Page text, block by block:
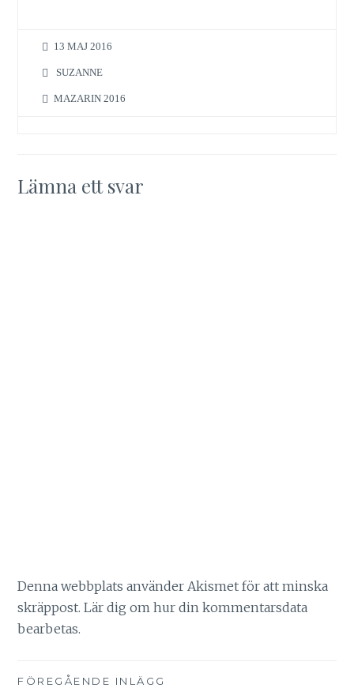
13 MAJ 2016
SUZANNE
MAZARIN 2016
Lämna ett svar
Denna webbplats använder Akismet för att minska
skräppost.Lär dig om hur din kommentarsdata
bearbetas.
FÖREGÅENDE INLÄGG